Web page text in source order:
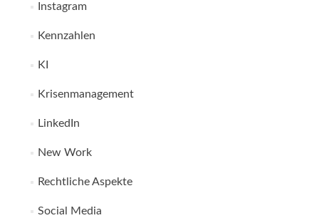
Instagram
Kennzahlen
KI
Krisenmanagement
LinkedIn
New Work
Rechtliche Aspekte
Social Media